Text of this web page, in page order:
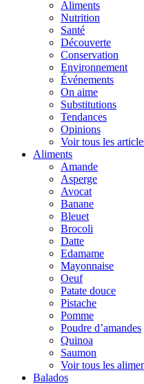
Aliments
Nutrition
Santé
Découverte
Conservation
Environnement
Événements
On aime
Substitutions
Tendances
Opinions
Voir tous les
Aliments
Amande
Asperge
Avocat
Banane
Bleuet
Brocoli
Datte
Edamame
Mayonnaise
Oeuf
Patate douce
Pistache
Pomme
Poudre d’amandes
Quinoa
Saumon
Voir tous les
Balados